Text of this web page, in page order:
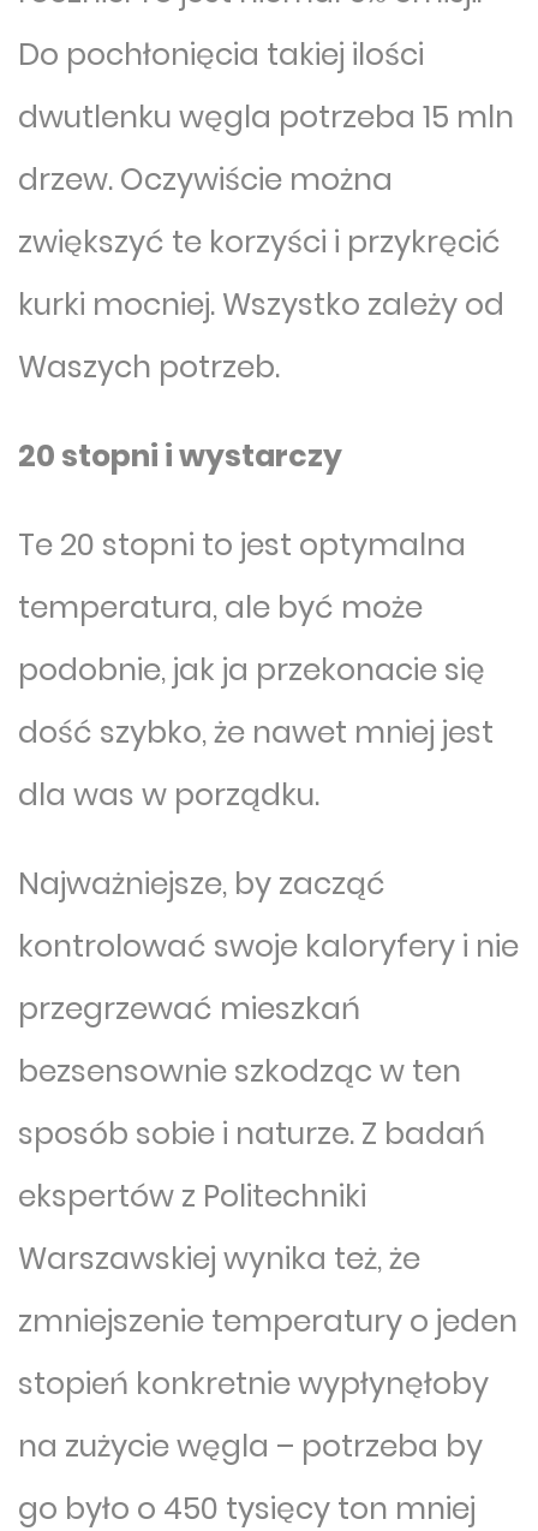
Do pochłonięcia takiej ilości
dwutlenku węgla potrzeba 15 mln
drzew. Oczywiście można
zwiększyć te korzyści i przykręcić
kurki mocniej. Wszystko zależy od
Waszych potrzeb.
20 stopni i wystarczy
Te 20 stopni to jest optymalna
temperatura, ale być może
podobnie, jak ja przekonacie się
dość szybko, że nawet mniej jest
dla was w porządku.
Najważniejsze, by zacząć
kontrolować swoje kaloryfery i nie
przegrzewać mieszkań
bezsensownie szkodząc w ten
sposób sobie i naturze. Z badań
ekspertów z Politechniki
Warszawskiej wynika też, że
zmniejszenie temperatury o jeden
stopień konkretnie wypłynęłoby
na zużycie węgla – potrzeba by
go było o 450 tysięcy ton mniej